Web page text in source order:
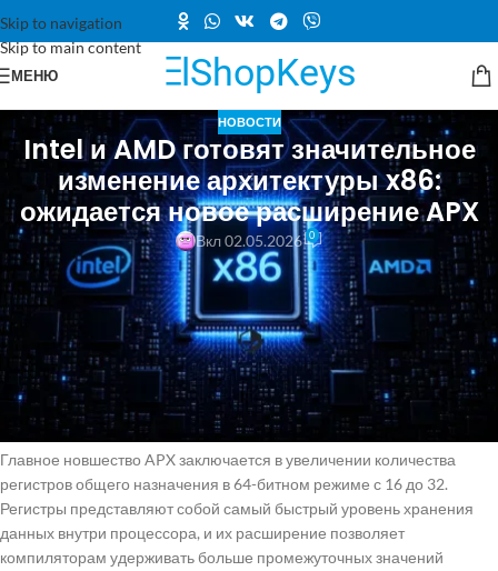
Skip to navigation
Skip to main content
МЕНЮ
НОВОСТИ
Intel и AMD готовят значительное
изменение архитектуры x86:
ожидается новое расширение APX
Вкл 02.05.2026 0
Архитектура x86 может получить одно из самых значительных
обновлений за последние годы благодаря инициативе x86
Ecosystem Advisory Group (EAG), в рамках которой компании Intel и
AMD продвигают расширение APX (Advanced Performance
Extensions). Это расширение направлено на повышение
производительности и эффективности процессоров без
кардинальных изменений самой платформы.
Главное новшество APX заключается в увеличении количества
регистров общего назначения в 64-битном режиме с 16 до 32.
Регистры представляют собой самый быстрый уровень хранения
данных внутри процессора, и их расширение позволяет
компиляторам удерживать больше промежуточных значений